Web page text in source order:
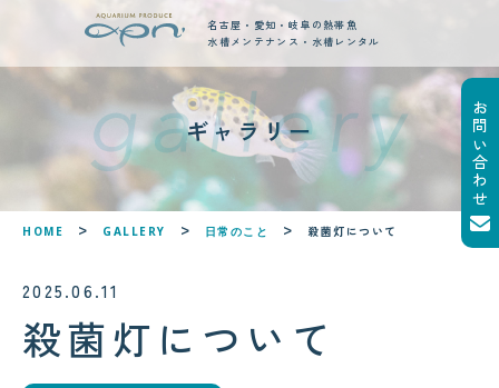
名古屋・愛知・岐阜の熱帯魚
水槽メンテナンス・水槽レンタル
new posts
最新ブログ記事 お問い合わせ
ギャラリー
HOME GALLERY 日常のこと 殺菌灯について
2025.06.11
殺菌灯について